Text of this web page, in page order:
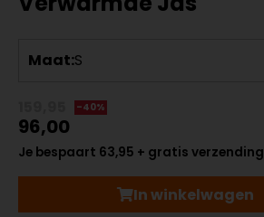
Maat:S
-40%
96,00
Je bespaart 63,95 + gratis verzending
In winkelwagen